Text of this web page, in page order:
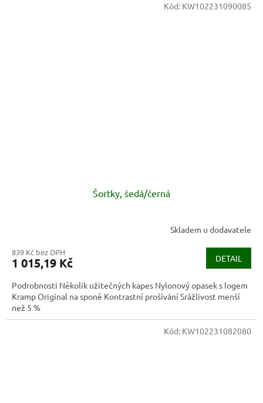
Šortky, šedá/černá
Skladem u dodavatele
839 Kč bez DPH
1 015,19 Kč DETAIL
Podrobnosti Několik užitečných kapes Nylonový opasek s logem
Kramp Original na sponě Kontrastní prošívání Srážlivost menší
než 5 %
Kód: KW102231090085
Kód: KW102231082080